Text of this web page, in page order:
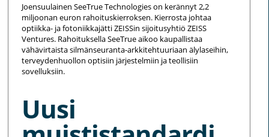
Joensuulainen SeeTrue Technologies on kerännyt 2,2
miljoonan euron rahoituskierroksen. Kierrosta johtaa
optiikka- ja fotoniikkajätti ZEISSin sijoitusyhtiö ZEISS
Ventures. Rahoituksella SeeTrue aikoo kaupallistaa
vähävirtaista silmänseuranta-arkkitehtuuriaan älylaseihin,
terveydenhuollon optisiin järjestelmiin ja teollisiin
sovelluksiin.
Uusi